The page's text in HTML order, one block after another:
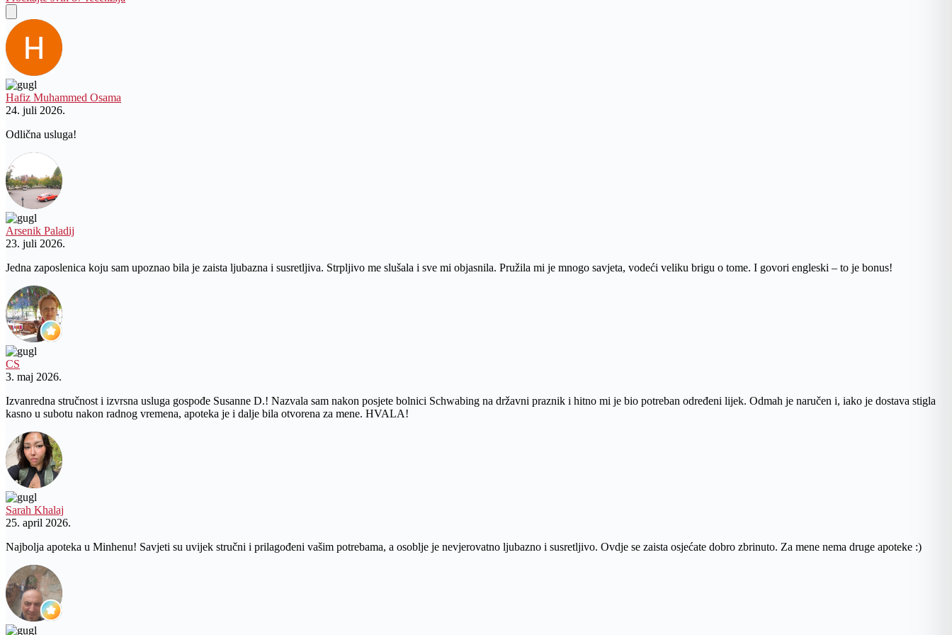
Hafiz Muhammed Osama
24. juli 2026.
Odlična usluga!
Arsenik Paladij
23. juli 2026.
Jedna zaposlenica koju sam upoznao bila je zaista ljubazna i susretljiva. Strpljivo me slušala i sve mi objasnila. Pružila mi je mnogo savjeta, vodeći veliku brigu o tome. I govori engleski – to je bonus!
CS
3. maj 2026.
Izvanredna stručnost i izvrsna usluga gospođe Susanne D.! Nazvala sam nakon posjete bolnici Schwabing na državni praznik i hitno mi je bio potreban određeni lijek. Odmah je naručen i, iako je dostava stigla
kasno u subotu nakon radnog vremena, apoteka je i dalje bila otvorena za mene. HVALA!
Sarah Khalaj
25. april 2026.
Najbolja apoteka u Minhenu! Savjeti su uvijek stručni i prilagođeni vašim potrebama, a osoblje je nevjerovatno ljubazno i susretljivo. Ovdje se zaista osjećate dobro zbrinuto. Za mene nema druge apoteke :)